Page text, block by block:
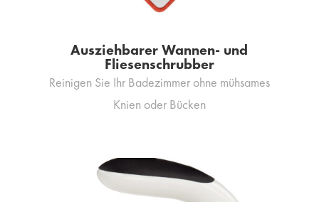
Ausziehbarer Wannen- und
Fliesenschrubber
Reinigen Sie Ihr Badezimmer ohne mühsames
Knien oder Bücken